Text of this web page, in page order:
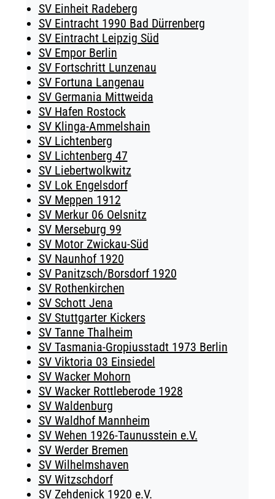
SV Einheit Radeberg
SV Eintracht 1990 Bad Dürrenberg
SV Eintracht Leipzig Süd
SV Empor Berlin
SV Fortschritt Lunzenau
SV Fortuna Langenau
SV Germania Mittweida
SV Hafen Rostock
SV Klinga-Ammelshain
SV Lichtenberg
SV Lichtenberg 47
SV Liebertwolkwitz
SV Lok Engelsdorf
SV Meppen 1912
SV Merkur 06 Oelsnitz
SV Merseburg 99
SV Motor Zwickau-Süd
SV Naunhof 1920
SV Panitzsch/​Borsdorf 1920
SV Rothenkirchen
SV Schott Jena
SV Stuttgarter Kickers
SV Tanne Thalheim
SV Tasmania-Gropiusstadt 1973 Berlin
SV Viktoria 03 Einsiedel
SV Wacker Mohorn
SV Wacker Rottleberode 1928
SV Waldenburg
SV Waldhof Mannheim
SV Wehen 1926-Taunusstein e.V.
SV Werder Bremen
SV Wilhelmshaven
SV Witzschdorf
SV Zehdenick 1920 e.V.